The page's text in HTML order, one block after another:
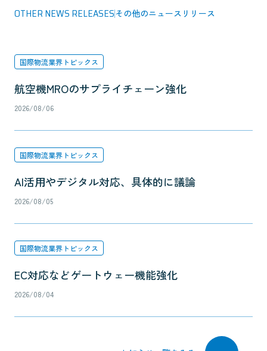
OTHER NEWS RELEASES その他のニュースリリース
国際物流業界トピックス
航空機MROのサプライチェーン強化
2026/08/06
国際物流業界トピックス
AI活用やデジタル対応、具体的に議論
2026/08/05
国際物流業界トピックス
EC対応などゲートウェー機能強化
2026/08/04